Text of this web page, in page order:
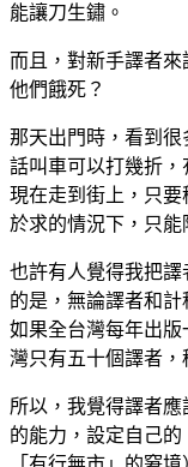
能讓刀生鏽。
而且，對新手譯者
他們餓死？
那天出門時，看到
話叫車可以打幾折，
現在走到街上，只
於求的情況下，只能
也許有人覺得我把
的是，無論譯者和計
如果全台灣每年出
灣只有五十個譯者，
所以，我覺得譯者
的能力，設定自己